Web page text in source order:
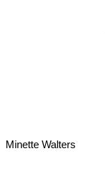
Minette Walters